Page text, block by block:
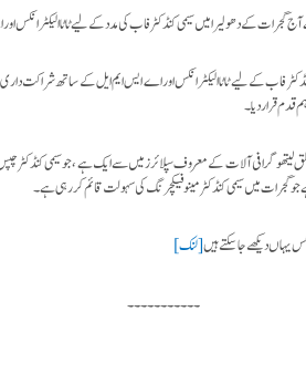
کے دھولیرا میں سیمی کنڈکٹر فاب کی مدد کے لیے ٹاٹا
فاب کے لیے ٹاٹا الیکٹرانکس اور اے ایس ایم ایل کے ساتھ شراکت
قرار دیا ۔
آلات کے معروف سپلائرز میں سے ایک ہے ، جو سیمی کنڈکٹر
ہے جو گجرات میں سیمی کنڈکٹر مینوفیکچرنگ کی سہولت قائم کر رہی ہے ۔
دیکھے جا سکتے ہیں[لنک]
۔۔۔۔۔۔۔۔۔۔۔